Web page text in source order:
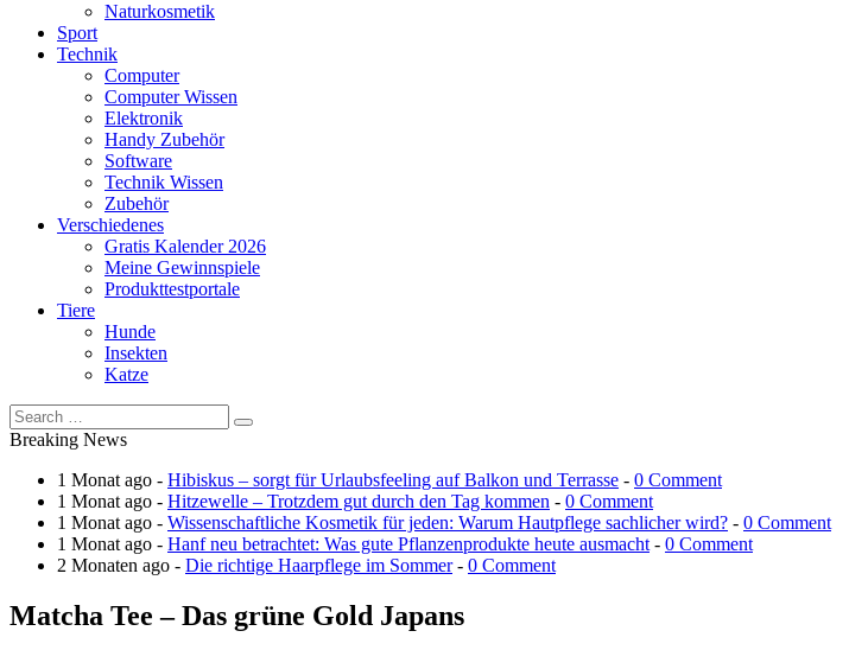
Naturkosmetik
Sport
Technik
Computer
Computer Wissen
Elektronik
Handy Zubehör
Software
Technik Wissen
Zubehör
Verschiedenes
Gratis Kalender 2026
Meine Gewinnspiele
Produkttestportale
Tiere
Hunde
Insekten
Katze
Breaking News
1 Monat ago - Hibiskus – sorgt für Urlaubsfeeling auf Balkon und Terrasse - 0 Comment
1 Monat ago - Hitzewelle – Trotzdem gut durch den Tag kommen - 0 Comment
1 Monat ago - Wissenschaftliche Kosmetik für jeden: Warum Hautpflege sachlicher wird? - 0 Comment
1 Monat ago - Hanf neu betrachtet: Was gute Pflanzenprodukte heute ausmacht - 0 Comment
2 Monaten ago - Die richtige Haarpflege im Sommer- 0 Comment
Matcha Tee – Das grüne Gold Japans